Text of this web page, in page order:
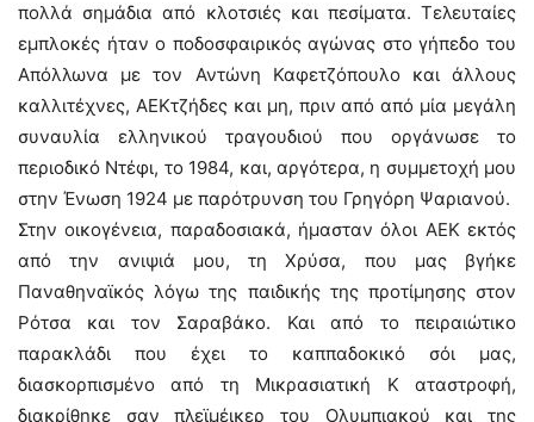
πολλά σημάδια από κλοτσιές και πεσίματα. Τελευταίες
εμπλοκές ήταν ο ποδοσφαιρικός αγώνας στο γήπεδο του
Απόλλωνα με τον Αντώνη Καφετζόπουλο και άλλους
καλλιτέχνες, ΑΕΚτζήδες και μη, πριν από από μία μεγάλη
συναυλία ελληνικού τραγουδιού που οργάνωσε το
περιοδικό Ντέφι, το 1984, και, αργότερα, η συμμετοχή μου
στην Ένωση 1924 με παρότρυνση του Γρηγόρη Ψαριανού.
Στην οικογένεια, παραδοσιακά, ήμασταν όλοι ΑΕΚ εκτός
από την ανιψιά μου, τη Χρύσα, που μας βγήκε
Παναθηναϊκός λόγω της παιδικής της προτίμησης στον
Ρότσα και τον Σαραβάκο. Και από το πειραιώτικο
παρακλάδι που έχει το καππαδοκικό σόι μας,
διασκορπισμένο από τη Μικρασιατική Κ αταστροφή,
διακρίθηκε σαν πλεϊμέικερ του Ολυμπιακού και της